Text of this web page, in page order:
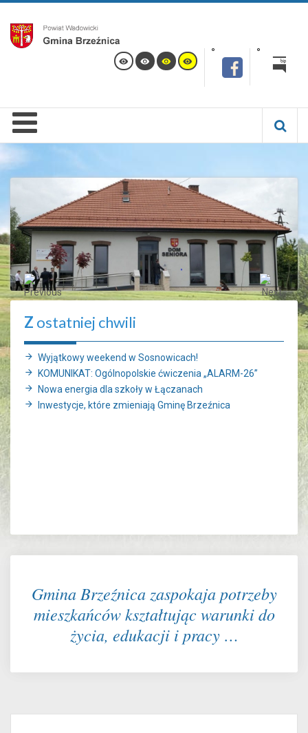
Z ostatniej chwili
Wyjątkowy weekend w Sosnowicach!
KOMUNIKAT: Ogólnopolskie ćwiczenia „ALARM-26”
Nowa energia dla szkoły w Łączanach
Inwestycje, które zmieniają Gminę Brzeźnica
Gmina Brzeźnica zaspokaja potrzeby
mieszkańców kształtując warunki do
życia, edukacji i pracy …